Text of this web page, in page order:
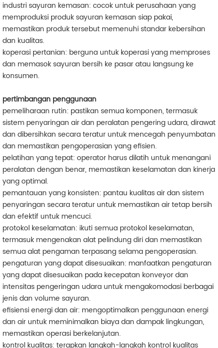
industri sayuran kemasan: cocok untuk perusahaan yang
memproduksi produk sayuran kemasan siap pakai,
memastikan produk tersebut memenuhi standar kebersihan
dan kualitas.
koperasi pertanian: berguna untuk koperasi yang memproses
dan memasok sayuran bersih ke pasar atau langsung ke
konsumen.
pertimbangan penggunaan
pemeliharaan rutin: pastikan semua komponen, termasuk
sistem penyaringan air dan peralatan pengering udara, dirawat
dan dibersihkan secara teratur untuk mencegah penyumbatan
dan memastikan pengoperasian yang efisien.
pelatihan yang tepat: operator harus dilatih untuk menangani
peralatan dengan benar, memastikan keselamatan dan kinerja
yang optimal.
pemantauan yang konsisten: pantau kualitas air dan sistem
penyaringan secara teratur untuk memastikan air tetap bersih
dan efektif untuk mencuci.
protokol keselamatan: ikuti semua protokol keselamatan,
termasuk mengenakan alat pelindung diri dan memastikan
semua alat pengaman terpasang selama pengoperasian.
pengaturan yang dapat disesuaikan: manfaatkan pengaturan
yang dapat disesuaikan pada kecepatan konveyor dan
intensitas pengeringan udara untuk mengakomodasi berbagai
jenis dan volume sayuran.
efisiensi energi dan air: mengoptimalkan penggunaan energi
dan air untuk meminimalkan biaya dan dampak lingkungan,
memastikan operasi berkelanjutan.
kontrol kualitas: terapkan langkah-langkah kontrol kualitas